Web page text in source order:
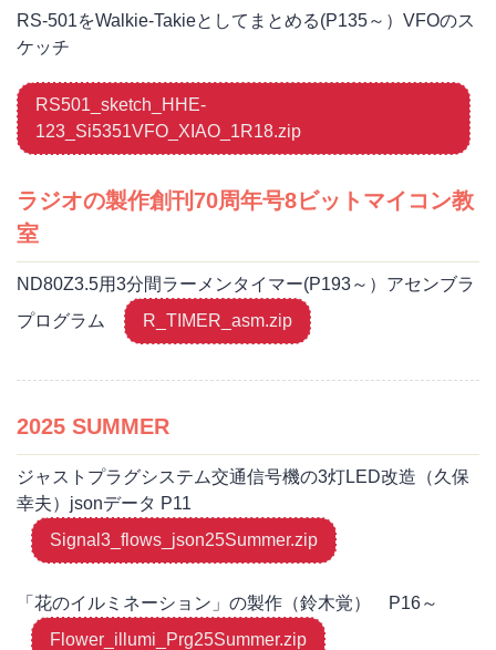
RS-501をWalkie-Takieとしてまとめる(P135～）VFOのス
ケッチ
RS501_sketch_HHE-
123_Si5351VFO_XIAO_1R18.zip
ラジオの製作創刊70周年号8ビットマイコン教
室
ND80Z3.5用3分間ラーメンタイマー(P193～）アセンブラ
プログラム
R_TIMER_asm.zip
2025 SUMMER
ジャストプラグシステム交通信号機の3灯LED改造（久保
幸夫）jsonデータ P11
Signal3_flows_json25Summer.zip
「花のイルミネーション」の製作（鈴木覚） P16～
Flower_illumi_Prg25Summer.zip